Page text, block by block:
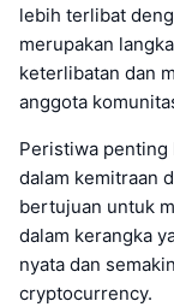
lebih terlibat
merupakan
keterlibatan dan
anggota
Peristiwa penting
dalam kemitraan
bertujuan untuk
dalam kerangka
nyata dan
cryptocurrency.